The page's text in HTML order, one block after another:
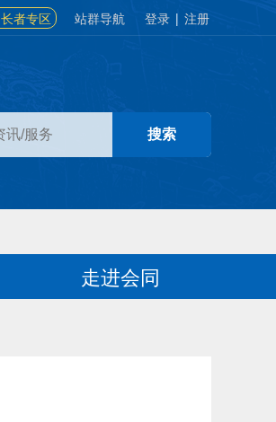
长者专区 站群导航 登录 | 注册
走进会同